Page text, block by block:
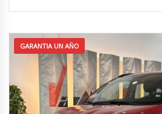
GARANTIA UN AÑO